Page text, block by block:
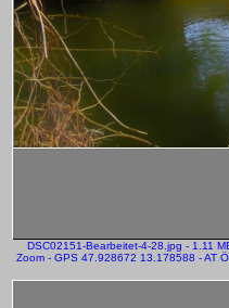
DSC02151-Bearbeitet-4-28.jpg - 1.11
Zoom - GPS 47.928672 13.178588 - AT